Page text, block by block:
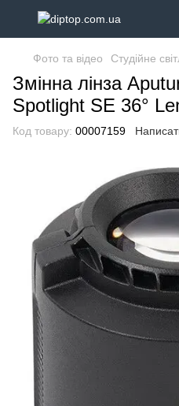
Фото та відео Студійне
Змінна лінза
Spotlight SE 36°
Код товару: 00007159